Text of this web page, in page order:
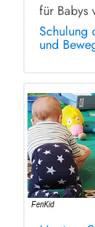
für Babys
Schulung
und